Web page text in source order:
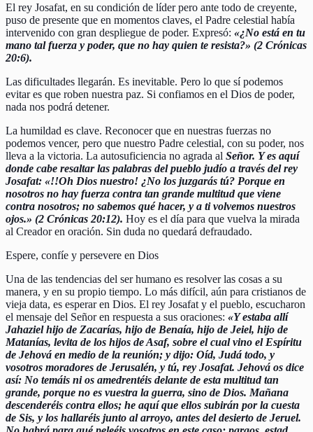
El rey Josafat, en su condición de líder pero ante todo de creyente,
puso de presente que en momentos claves, el Padre celestial había
intervenido con gran despliegue de poder. Expresó: «¿No está en tu
mano tal fuerza y poder, que no hay quien te resista?» (2 Crónicas
20:6).
Las dificultades llegarán. Es inevitable. Pero lo que sí podemos
evitar es que roben nuestra paz. Si confiamos en el Dios de poder,
nada nos podrá detener.
La humildad es clave. Reconocer que en nuestras fuerzas no
podemos vencer, pero que nuestro Padre celestial, con su poder, nos
lleva a la victoria. La autosuficiencia no agrada al Señor. Y es aquí
donde cabe resaltar las palabras del pueblo judío a través del rey
Josafat: «!!Oh Dios nuestro! ¿No los juzgarás tú? Porque en
nosotros no hay fuerza contra tan grande multitud que viene
contra nosotros; no sabemos qué hacer, y a ti volvemos nuestros
ojos.» (2 Crónicas 20:12). Hoy es el día para que vuelva la mirada
al Creador en oración. Sin duda no quedará defraudado.
Espere, confíe y persevere en Dios
Una de las tendencias del ser humano es resolver las cosas a su
manera, y en su propio tiempo. Lo más difícil, aún para cristianos de
vieja data, es esperar en Dios. El rey Josafat y el pueblo, escucharon
el mensaje del Señor en respuesta a sus oraciones: «Y estaba allí
Jahaziel hijo de Zacarías, hijo de Benaía, hijo de Jeiel, hijo de
Matanías, levita de los hijos de Asaf, sobre el cual vino el Espíritu
de Jehová en medio de la reunión; y dijo: Oíd, Judá todo, y
vosotros moradores de Jerusalén, y tú, rey Josafat. Jehová os dice
así: No temáis ni os amedrentéis delante de esta multitud tan
grande, porque no es vuestra la guerra, sino de Dios. Mañana
descenderéis contra ellos; he aquí que ellos subirán por la cuesta
de Sis, y los hallaréis junto al arroyo, antes del desierto de Jeruel.